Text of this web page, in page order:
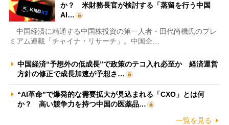
か？ 米財務長官が検討する「蒸留を行う中国
AI…
中国経済に精通する中国株投資の第一人者・田代尚機氏のプレ
ミアム連載「チャイナ・リサーチ」。中国企…
中国経済“予想外の低成長”で政策のテコ入れ必至か 経済運営
方針の修正で成長加速が予想さ…
“AI革命”で爆発的な需要拡大が見込まれる「CXO」とは何
か？ 高い競争力を持つ中国の医薬品…
一覧を見る